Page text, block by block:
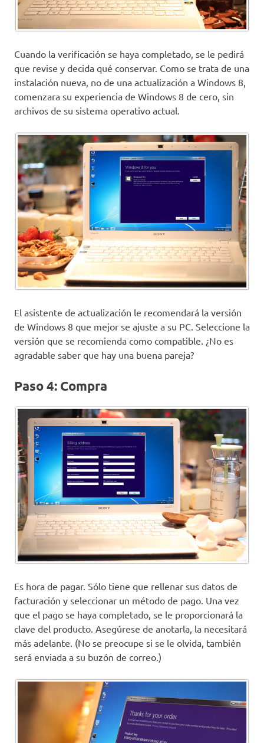
Cuando la verificación se haya completado, se le pedirá
que revise y decida qué conservar. Como se trata de una
instalación nueva, no de una actualización a Windows 8,
comenzara su experiencia de Windows 8 de cero, sin
archivos de su sistema operativo actual.
El asistente de actualización le recomendará la versión
de Windows 8 que mejor se ajuste a su PC. Seleccione la
versión que se recomienda como compatible. ¿No es
agradable saber que hay una buena pareja?
Paso 4: Compra
Es hora de pagar. Sólo tiene que rellenar sus datos de
facturación y seleccionar un método de pago. Una vez
que el pago se haya completado, se le proporcionará la
clave del producto. Asegúrese de anotarla, la necesitará
más adelante. (No se preocupe si se le olvida, también
será enviada a su buzón de correo.)